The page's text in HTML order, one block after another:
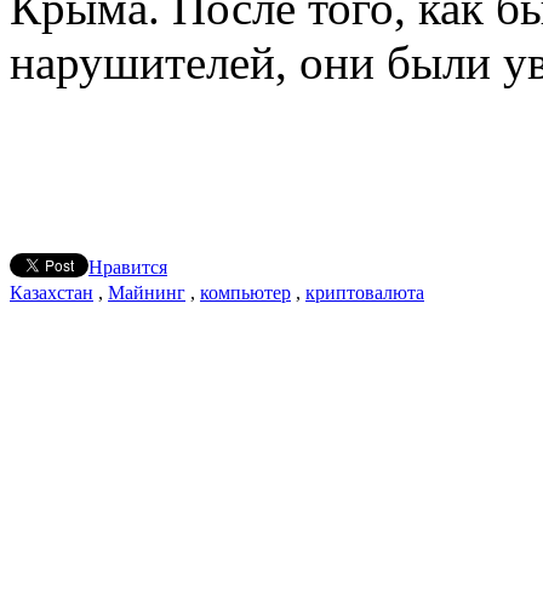
нарушителей, они были
Нравится
Казахстан , Майнинг , компьютер , криптовалюта